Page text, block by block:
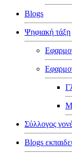
Blogs
Ψηφιακή τάξη
Σύλλογος
Blogs